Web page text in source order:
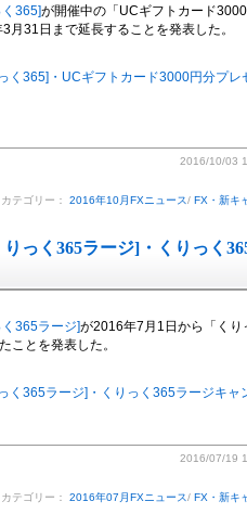
365]が開催中の「UCギフトカード
月31日まで延長することを発表した。
く365]・UCギフトカード3000円分プレ
2016/10/03
カテゴリー： 2016年10月FXニュース/ FX・新キ
っく365ラージ]・くりっく
365ラージ]が2016年7月1日から「くり
ことを発表した。
く365ラージ]・くりっく365ラージキャ
2016/07/19
カテゴリー： 2016年07月FXニュース/ FX・新キ